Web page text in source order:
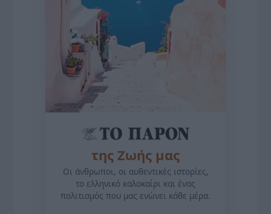
της Ζωής μας
Οι άνθρωποι, οι αυθεντικές ιστορίες,
το ελληνικό καλοκαίρι και ένας
πολιτισμός που μας ενώνει κάθε μέρα.